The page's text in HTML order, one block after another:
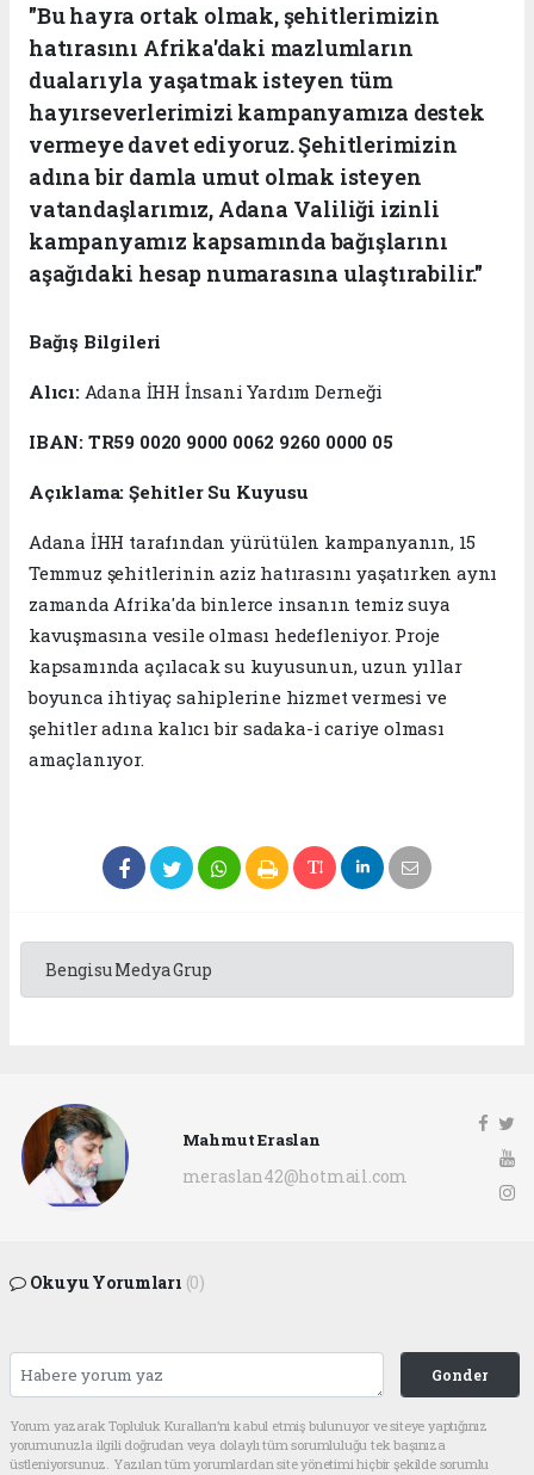
"Bu hayra ortak olmak, şehitlerimizin
hatırasını Afrika'daki mazlumların
dualarıyla yaşatmak isteyen tüm
hayırseverlerimizi kampanyamıza destek
vermeye davet ediyoruz. Şehitlerimizin
adına bir damla umut olmak isteyen
vatandaşlarımız, Adana Valiliği izinli
kampanyamız kapsamında bağışlarını
aşağıdaki hesap numarasına ulaştırabilir."
Bağış Bilgileri
Alıcı:Adana İHH İnsani Yardım Derneği
IBAN: TR59 0020 9000 0062 9260 0000 05
Açıklama: Şehitler Su Kuyusu
Adana İHH tarafından yürütülen kampanyanın, 15
Temmuz şehitlerinin aziz hatırasını yaşatırken aynı
zamanda Afrika'da binlerce insanın temiz suya
kavuşmasına vesile olması hedefleniyor. Proje
kapsamında açılacak su kuyusunun, uzun yıllar
boyunca ihtiyaç sahiplerine hizmet vermesi ve
şehitler adına kalıcı bir sadaka-i cariye olması
amaçlanıyor.
Bengisu Medya Grup
Mahmut Eraslan
meraslan42@hotmail.com
Okuyu Yorumları (0)
Gonder
Yorum yazarak Topluluk Kuralları’nı kabul etmiş bulunuyor ve siteye yaptığınız
yorumunuzla ilgili doğrudan veya dolaylı tüm sorumluluğu tek başınıza
üstleniyorsunuz. Yazılan tüm yorumlardan site yönetimi hiçbir şekilde sorumlu